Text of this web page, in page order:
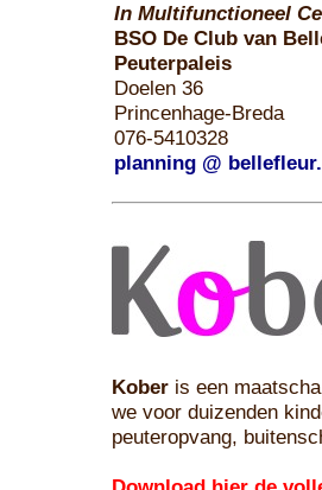
In Multifunctioneel
BSO De Club van
Peuterpaleis
Doelen 36
Princenhage-Breda
076-5410328
planning @
Kober is een
we voor duizenden
peuteropvang,